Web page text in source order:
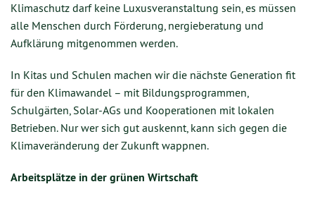
Klimaschutz darf keine Luxusveranstaltung sein, es müssen
alle Menschen durch Förderung, nergieberatung und
Aufklärung mitgenommen werden.
In Kitas und Schulen machen wir die nächste Generation fit
für den Klimawandel – mit Bildungsprogrammen,
Schulgärten, Solar-AGs und Kooperationen mit lokalen
Betrieben. Nur wer sich gut auskennt, kann sich gegen die
Klimaveränderung der Zukunft wappnen.
Arbeitsplätze in der grünen Wirtschaft